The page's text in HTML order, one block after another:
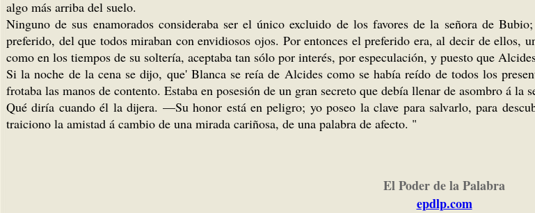
algo más arriba del suelo.
Ninguno de sus enamorados consideraba ser el único excluido de los favores de la señora de
preferido, del que todos miraban con envidiosos ojos. Por entonces el preferido era, al decir de ellos,
como en los tiempos de su soltería, aceptaba tan sólo por interés, por especulación, y puesto que
Si la noche de la cena se dijo, que' Blanca se reía de Alcides como se había reído de todos los
frotaba las manos de contento. Estaba en posesión de un gran secreto que debía llenar de asombro á la
Qué diría cuando él la dijera. —Su honor está en peligro; yo poseo la clave para salvarlo, para
traiciono la amistad á cambio de una mirada cariñosa, de una palabra de afecto. "
El Poder de la Palabra
epdlp.com